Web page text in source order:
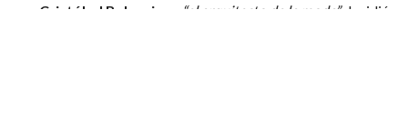
Cristóbal Balenciaga “el arquitecto de la moda”decidió